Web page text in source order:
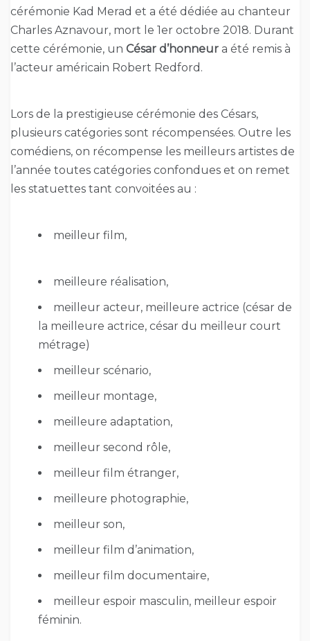
cérémonie Kad Merad et a été dédiée au chanteur
Charles Aznavour, mort le 1er octobre 2018. Durant
cette cérémonie, un César d’honneur a été remis à
l’acteur américain Robert Redford.
Lors de la prestigieuse cérémonie des Césars,
plusieurs catégories sont récompensées. Outre les
comédiens, on récompense les meilleurs artistes de
l’année toutes catégories confondues et on remet
les statuettes tant convoitées au :
meilleur film,
meilleure réalisation,
meilleur acteur, meilleure actrice (césar de
la meilleure actrice, césar du meilleur court
métrage)
meilleur scénario,
meilleur montage,
meilleure adaptation,
meilleur second rôle,
meilleur film étranger,
meilleure photographie,
meilleur son,
meilleur film d’animation,
meilleur film documentaire,
meilleur espoir masculin, meilleur espoir
féminin.